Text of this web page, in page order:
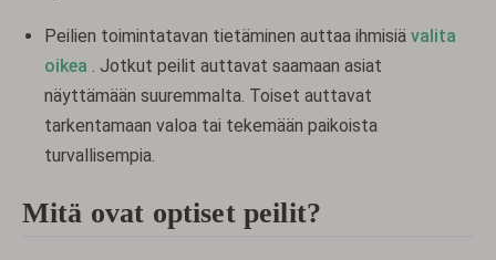
Peilien toimintatavan tietäminen auttaa ihmisiä valita
oikea
. Jotkut peilit auttavat saamaan asiat
näyttämään suuremmalta. Toiset auttavat
tarkentamaan valoa tai tekemään paikoista
turvallisempia.
Mitä ovat optiset peilit?